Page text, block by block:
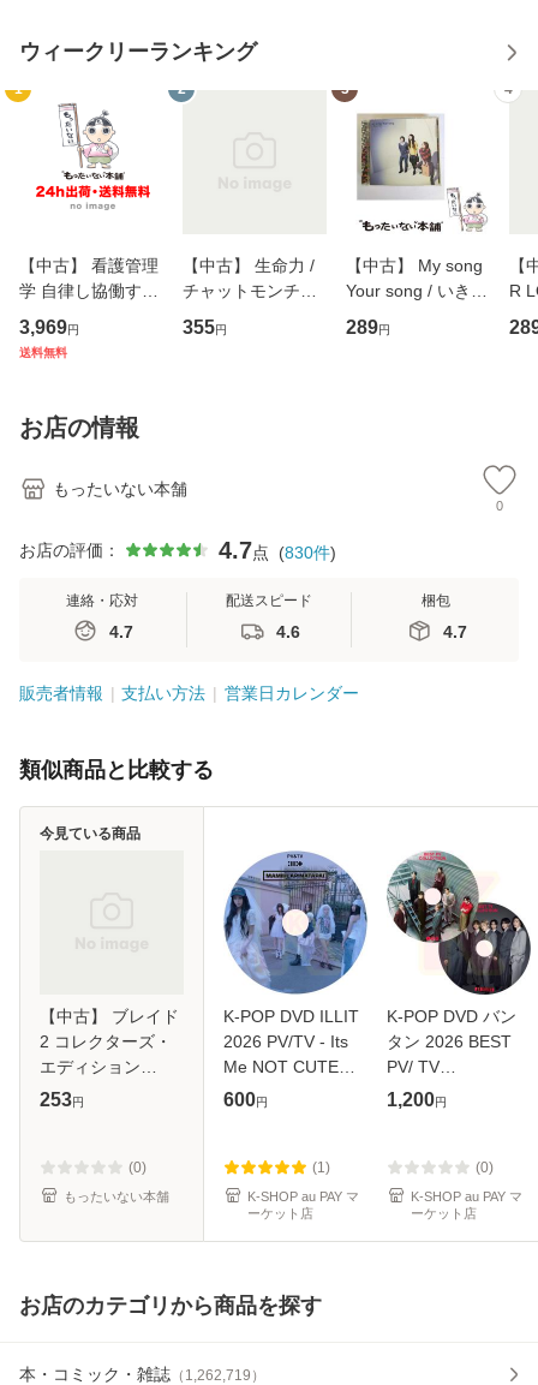
ウィークリーランキング
1
【中古】 看護管理
学 自律し協働する
専門職の看護マネ
ジメントスキル 改
恵 藤本幸三 / 南江
堂 [単行
3,969円
送料無料
2
【中古】 生命力 /
チャットモンチー /
キューンレコード
[CD]【メール便送
355円
3
【中古】 My song
Your song / いきも
のがかり / [CD]
【メール便送料無
289円
4
【
R
産
お店の情報
もったいない本舗
0
お店の評価： 4.7点 (830件)
連絡・応対
4.7
配送スピード
4.6
梱包
4.7
販売者情報 支払い方法 営業日カレンダー
類似商品と比較する
【中古】 ブレイド
2 コレクターズ・
エディション
[DVD] / ポニーキャ
253円
(0)
もったいない本舗
今見ている商品
K-POP DVD ILLIT
2026 PV/TV - Its
Me NOT CUTE
ANYMORE
Chocolate Cherish
Tick-Tack Cherish
Magnetic -
600円
(1)
K-SHOP au PAY マ
ーケット店
K-POP DVD バン
タン 2026 BEST
PV/ TV
COLLECTION 2枚
permission to
dance Butter Life
Goes On
Dynamite ON - K
1,200円
(0)
K-SHOP au PAY マ
ーケット店
お店のカテゴリから商品を探す
本・コミック・雑誌 （ 1,262,719 ）